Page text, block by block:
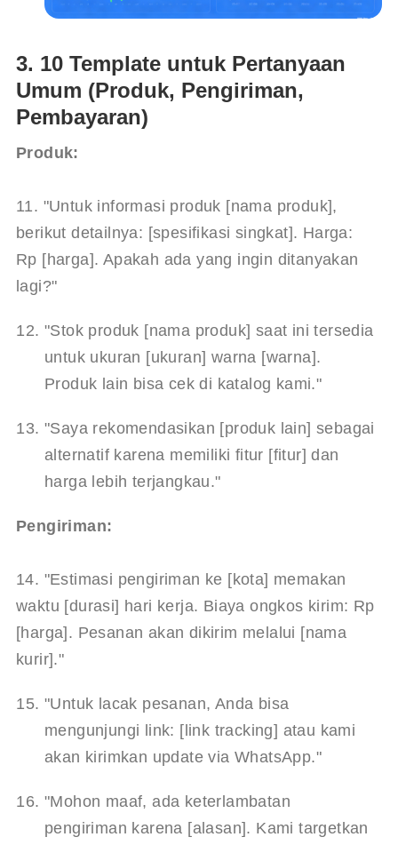
3. 10 Template untuk Pertanyaan
Umum (Produk, Pengiriman,
Pembayaran)
Produk:
11. "Untuk informasi produk [nama produk],
berikut detailnya: [spesifikasi singkat]. Harga:
Rp [harga]. Apakah ada yang ingin ditanyakan
lagi?"
"Stok produk [nama produk] saat ini tersedia
untuk ukuran [ukuran] warna [warna].
Produk lain bisa cek di katalog kami."
"Saya rekomendasikan [produk lain] sebagai
alternatif karena memiliki fitur [fitur] dan
harga lebih terjangkau."
Pengiriman:
14. "Estimasi pengiriman ke [kota] memakan
waktu [durasi] hari kerja. Biaya ongkos kirim: Rp
[harga]. Pesanan akan dikirim melalui [nama
kurir]."
"Untuk lacak pesanan, Anda bisa
mengunjungi link: [link tracking] atau kami
akan kirimkan update via WhatsApp."
"Mohon maaf, ada keterlambatan
pengiriman karena [alasan]. Kami targetkan